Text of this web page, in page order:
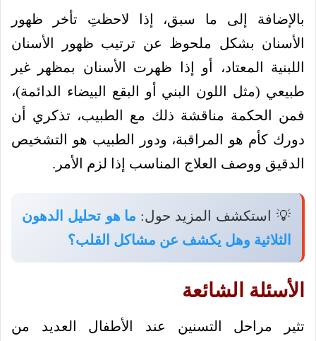
بالإضافة إلى ما سبق، إذا لاحظتِ تأخر ظهور
الأسنان بشكل ملحوظ عن ترتيب ظهور الأسنان
اللبنية المعتاد، أو إذا ظهرت الأسنان بمظهر غير
طبيعي (مثل اللون البني أو البقع البيضاء الدائمة)،
فمن الحكمة مناقشة ذلك مع الطبيب، تذكري أن
دورك كأم هو المراقبة، ودور الطبيب هو التشخيص
الدقيق ووصف العلاج المناسب إذا لزم الأمر.
💡 استكشف المزيد حول: ما هو تحليل الدهون
الثلاثية وهل يكشف عن مشاكل القلب؟
الأسئلة الشائعة
تثير مراحل التسنين عند الأطفال العديد من